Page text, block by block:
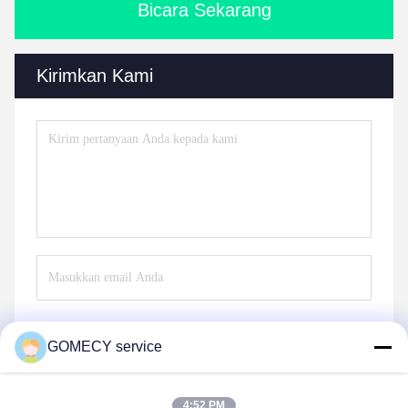
Bicara Sekarang
Kirimkan Kami
GOMECY service
4:52 PM